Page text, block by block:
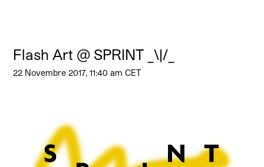
Flash Art @ SPRINT _\|/_
22 Novembre 2017, 11:40 am CET